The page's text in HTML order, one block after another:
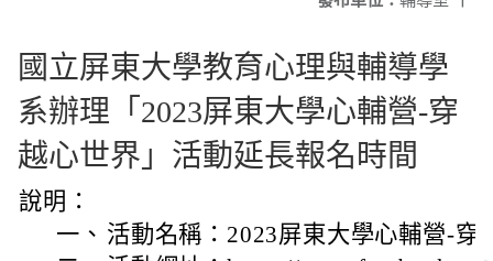
國立屏東大學教育心理與輔導學
系辦理「2023屏東大學心輔營-穿
越心世界」活動延長報名時間
說明：
一、 活動名稱：2023屏東大學心輔營-穿